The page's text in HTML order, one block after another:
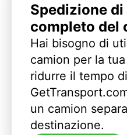
Spedizione
completo del
Hai bisogno di
camion per la
ridurre il tempo
un camion
destinazione.